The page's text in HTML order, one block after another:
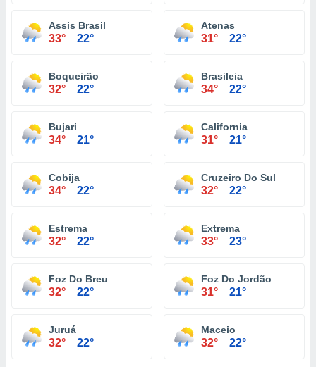
Assis Brasil
33° 22°
Atenas
31° 22°
Boqueirão
32° 22°
Brasileia
34° 22°
Bujari
34° 21°
California
31° 21°
Cobija
34° 22°
Cruzeiro Do Sul
32° 22°
Estrema
32° 22°
Extrema
33° 23°
Foz Do Breu
32° 22°
Foz Do Jordão
31° 21°
Juruá
32° 22°
Maceio
32° 22°